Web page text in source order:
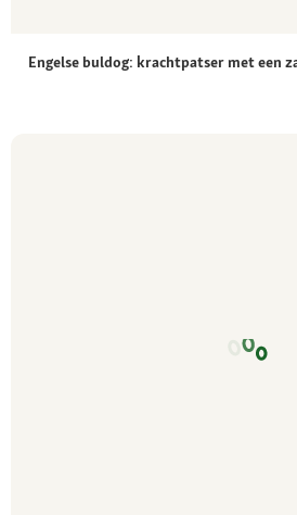
Engelse buldog: krachtpatser met een